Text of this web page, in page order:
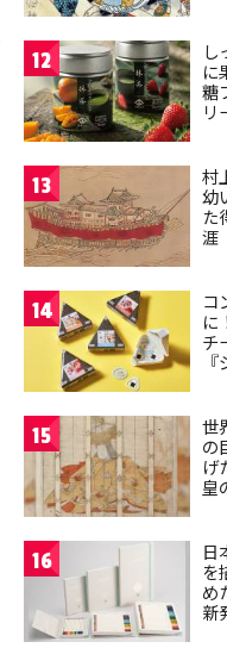
12
し
に
糖
リ
13
村
幼
た
涯
14
コ
に
チ
15
世
の
げ
皇
16
日
を
め
新